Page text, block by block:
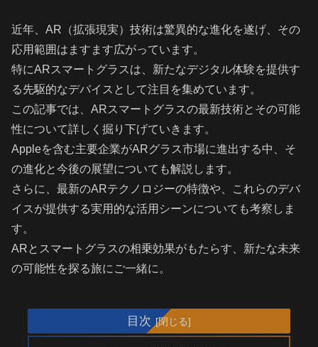
近年、AR（拡張現実）技術は驚異的な進化を遂げ、その
応用範囲はますます広がっています。
特にARスマートグラスは、新たなデジタル体験を提供す
る先駆的なデバイスとして注目を集めています。
この記事では、ARスマートグラスの最新技術とその可能
性について詳しく掘り下げていきます。
Appleを含む主要企業がARグラス市場に進出する中、そ
の進化と今後の展望についても解説します。
さらに、最新のARテクノロジーの特徴や、これらのデバ
イスが提供する実用的な活用シーンについても考察しま
す。
ARとスマートグラスの相乗効果がもたらす、新たな未来
の可能性を探る旅にご一緒に。
目次